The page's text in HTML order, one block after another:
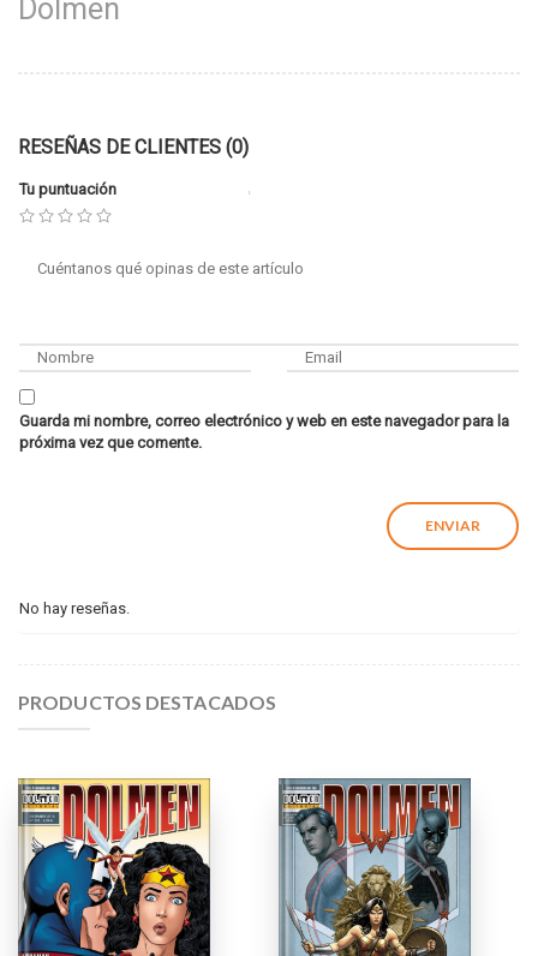
Dolmen
RESEÑAS DE CLIENTES (0)
Tu puntuación
Guarda mi nombre, correo electrónico y web en este navegador para la
próxima vez que comente.
No hay reseñas.
PRODUCTOS DESTACADOS